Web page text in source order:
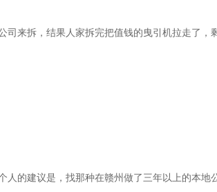
来拆，结果人家拆完把值钱的曳引机拉走了，
的建议是，找那种在赣州做了三年以上的本地